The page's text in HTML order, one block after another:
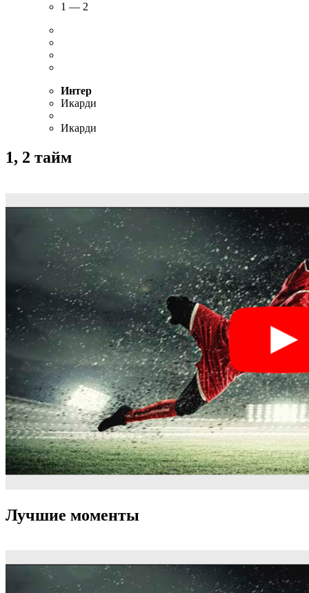
1 — 2
Интер
Икарди
Икарди
1, 2 тайм
Лучшие моменты